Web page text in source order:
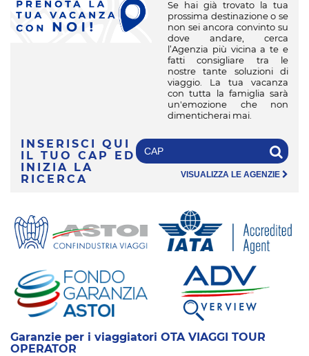
Se hai già trovato la tua
prossima destinazione o se
non sei ancora convinto su
dove andare, cerca
l’Agenzia più vicina a te e
fatti consigliare tra le
nostre tante soluzioni di
viaggio. La tua vacanza
con tutta la famiglia sarà
un'emozione che non
dimenticherai mai.
INSERISCI QUI
IL TUO CAP
ED
INIZIA LA
RICERCA
VISUALIZZA LE AGENZIE
Garanzie per i viaggiatori OTA VIAGGI TOUR
OPERATOR